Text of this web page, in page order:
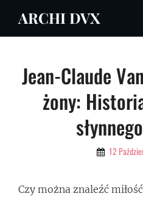
ARCHI DVX
Jean-Claude
żony:
By 12
Czy można znaleźć
Nawigacja
wpisu